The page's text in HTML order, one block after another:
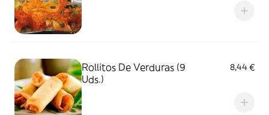
Rollitos De Verduras (9
Uds.)
8,44 €